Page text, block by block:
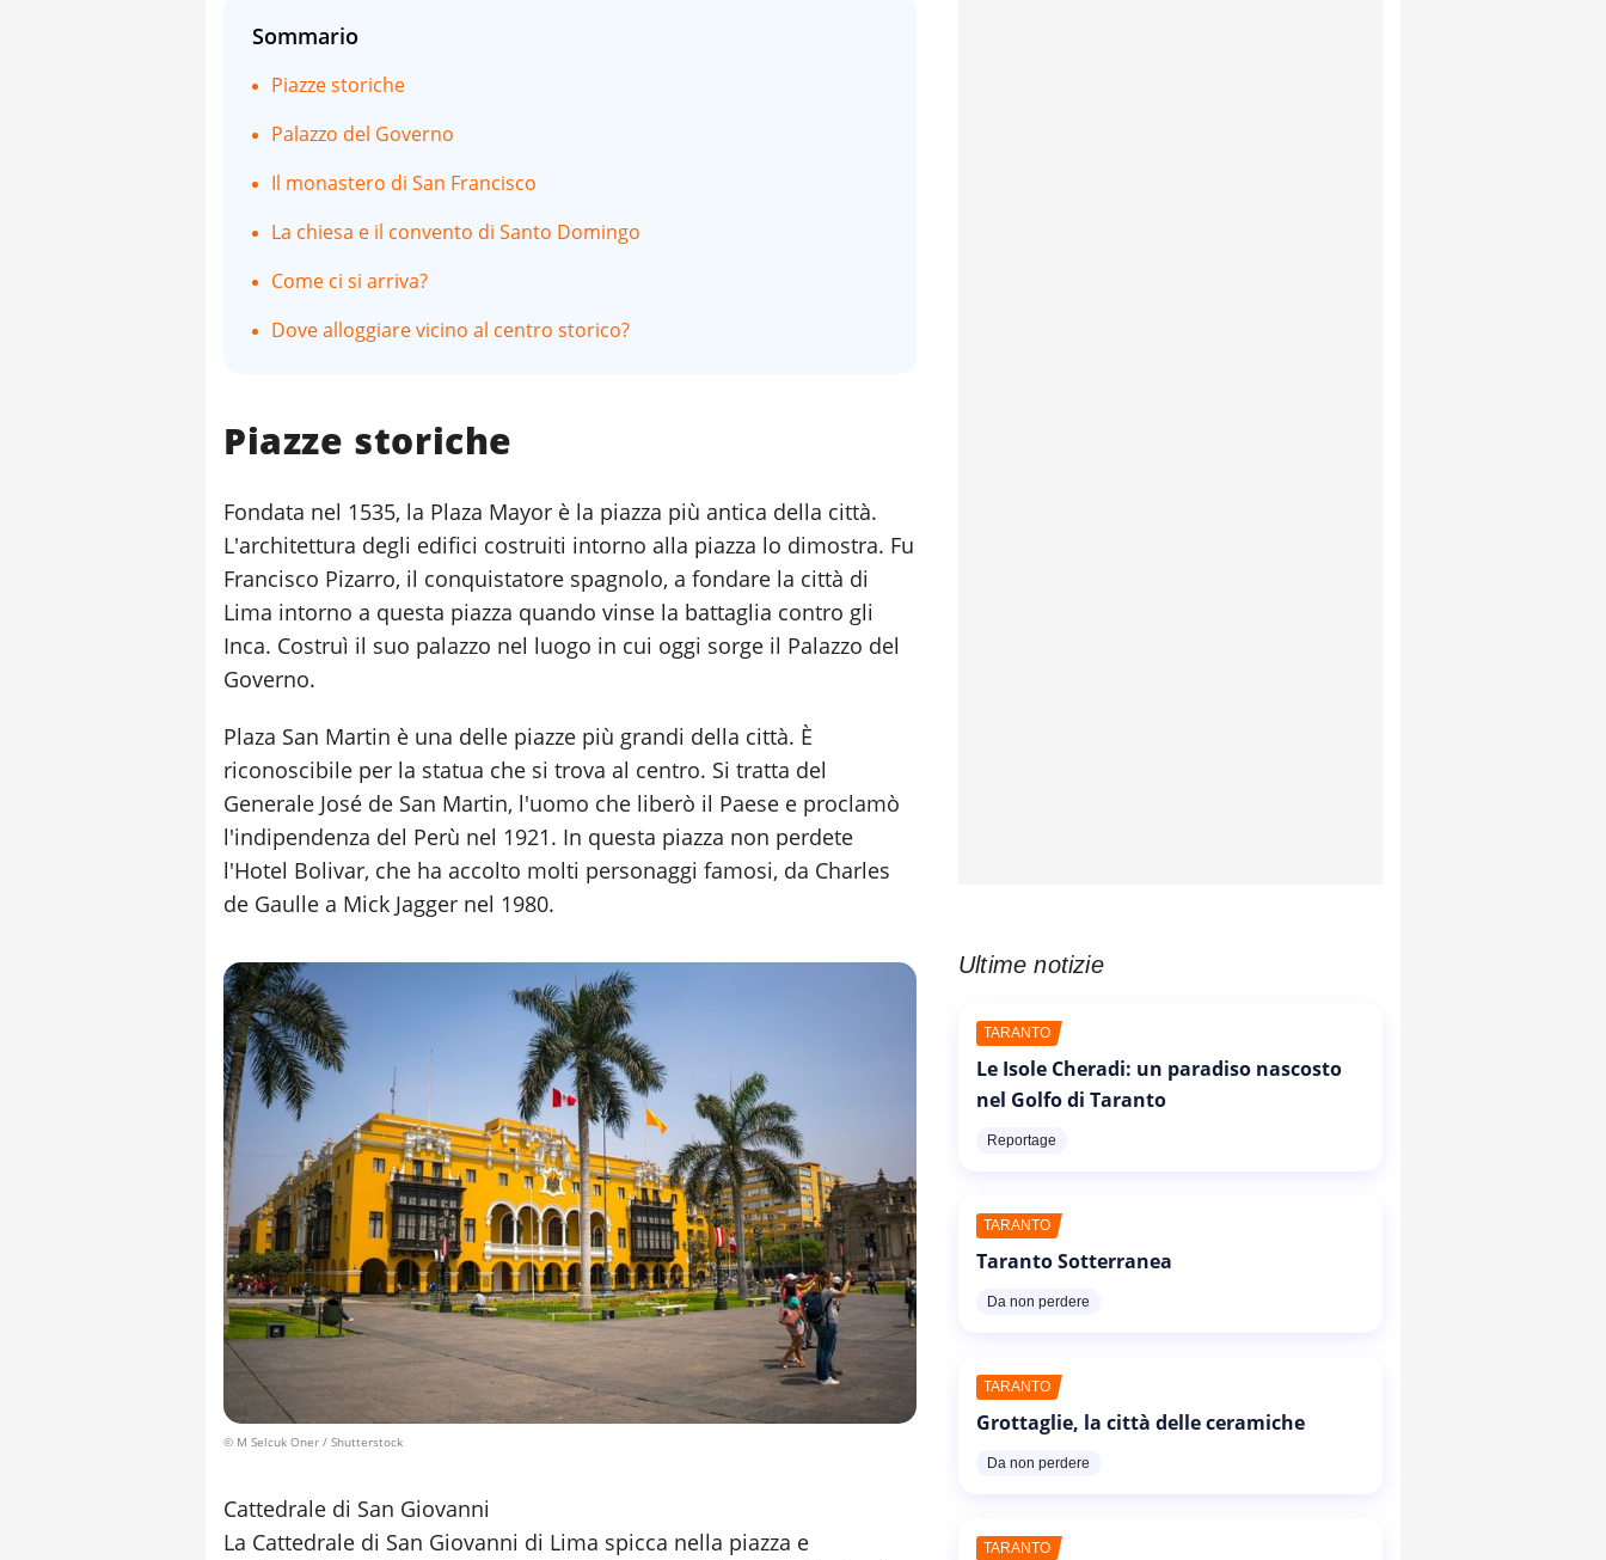
Sommario
Piazze storiche
Palazzo del Governo
Il monastero di San Francisco
La chiesa e il convento di Santo Domingo
Come ci si arriva?
Dove alloggiare vicino al centro storico?
Piazze storiche
Fondata nel 1535, la Plaza Mayor è la piazza più antica della città.
L'architettura degli edifici costruiti intorno alla piazza lo dimostra. Fu
Francisco Pizarro, il conquistatore spagnolo, a fondare la città di
Lima intorno a questa piazza quando vinse la battaglia contro gli
Inca. Costruì il suo palazzo nel luogo in cui oggi sorge il Palazzo del
Governo.
Plaza San Martin è una delle piazze più grandi della città. È
riconoscibile per la statua che si trova al centro. Si tratta del
Generale José de San Martin, l'uomo che liberò il Paese e proclamò
l'indipendenza del Perù nel 1921. In questa piazza non perdete
l'Hotel Bolivar, che ha accolto molti personaggi famosi, da Charles
de Gaulle a Mick Jagger nel 1980.
© M Selcuk Oner / Shutterstock
Cattedrale di San Giovanni
La Cattedrale di San Giovanni di Lima spicca nella piazza e
Ultime notizie
TARANTO
Le Isole Cheradi: un paradiso nascosto
nel Golfo di Taranto
Reportage
TARANTO
Taranto Sotterranea
Da non perdere
TARANTO
Grottaglie, la città delle ceramiche
Da non perdere
TARANTO